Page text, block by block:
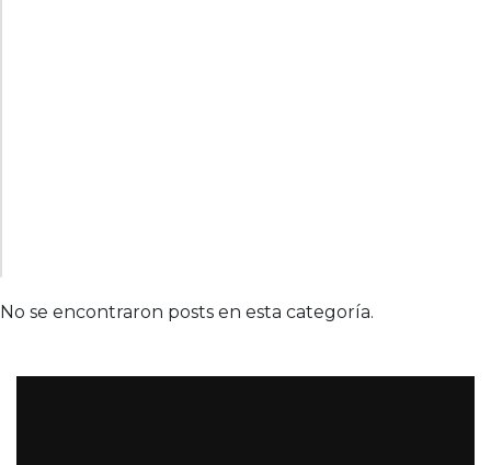
No se encontraron posts en esta categoría.